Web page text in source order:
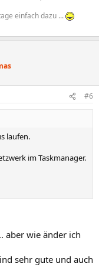
einfach dazu ...
#6
laufen.
im Taskmanager.
aber wie änder ich
sehr gute und auch